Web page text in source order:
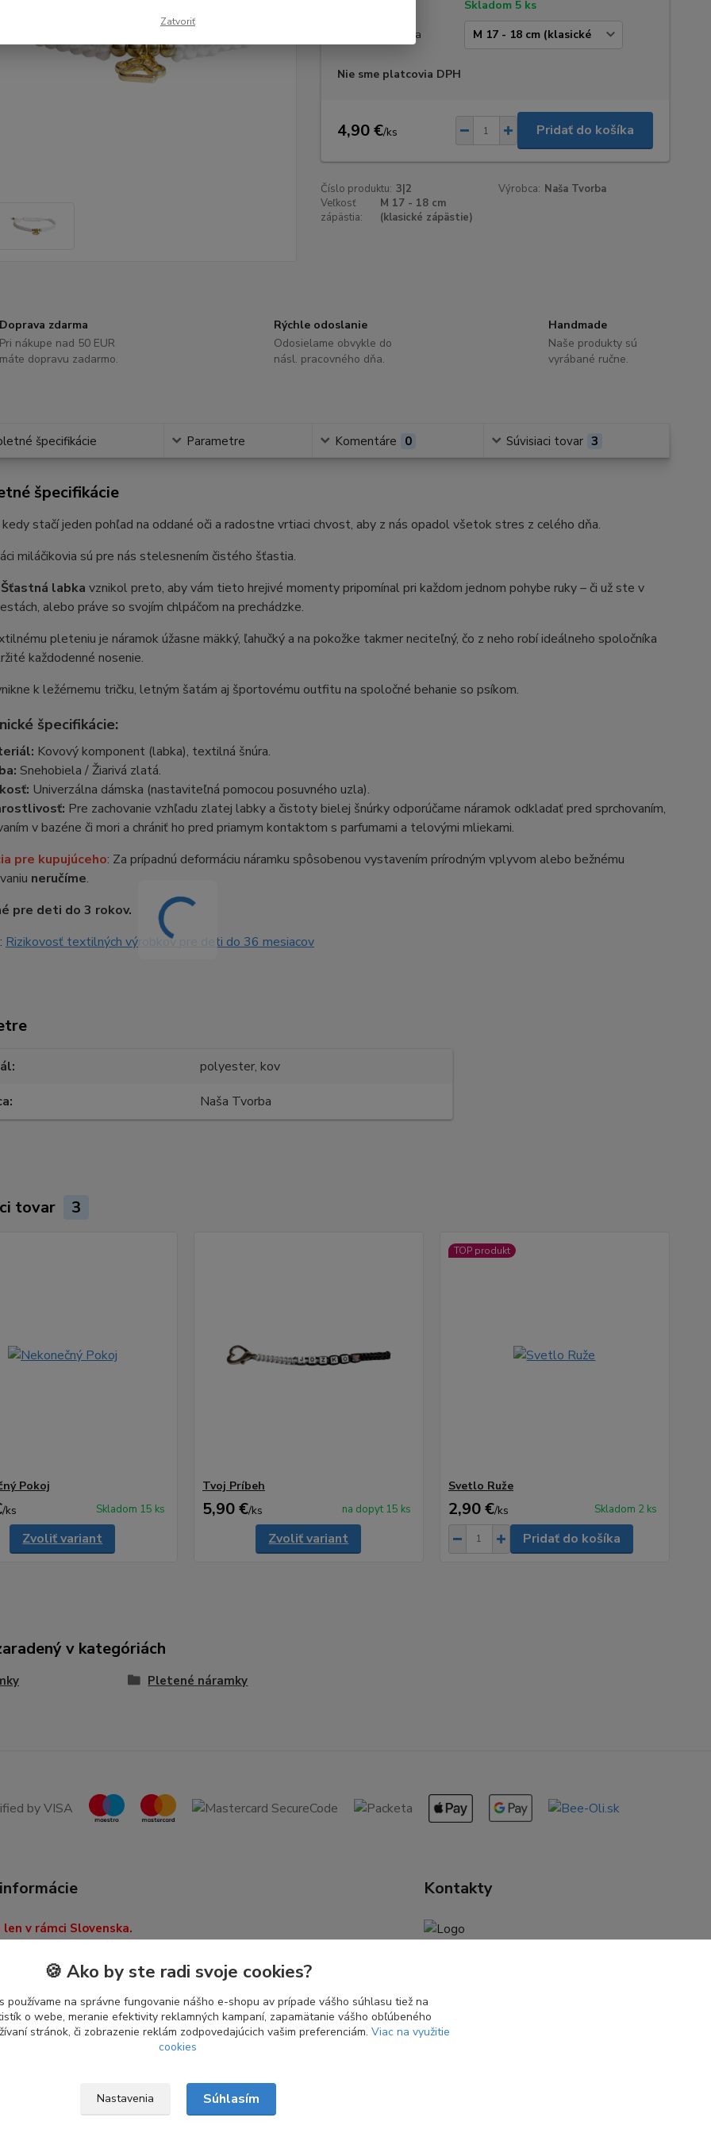
Skladom 5 ks
Veľkosť zápästia
Nie sme platcovia DPH
4,90 €/ks Pridať do košíka
Číslo produktu: 3|2 Výrobca: Naša Tvorba
Veľkosť
zápästia:
M 17 - 18 cm
(klasické zápästie)
Doprava zdarma
Pri nákupe nad 50 EUR
máte dopravu zadarmo.
Rýchle odoslanie
Odosielame obvykle do
násl. pracovného dňa.
Handmade
Naše produkty sú
vyrábané ručne.
špecifikácie Parametre Komentáre 0 Súvisiaci tovar 3
špecifikácie
kedy stačí jeden pohľad na oddané oči a radostne vrtiaci chvost, aby z nás opadol všetok stres z celého dňa.
miláčikovia sú pre nás stelesnením čistého šťastia.
Šťastná labka vznikol preto, aby vám tieto hrejivé momenty pripomínal pri každom jednom pohybe ruky – či už ste v
alebo práve so svojím chlpáčom na prechádzke.
pleteniu je náramok úžasne mäkký, ľahučký a na pokožke takmer neciteľný, čo z neho robí ideálneho spoločníka
každodenné nosenie.
k ležérnemu tričku, letným šatám aj športovému outfitu na spoločné behanie so psíkom.
špecifikácie:
Kovový komponent (labka), textilná šnúra.
Snehobiela / Žiarivá zlatá.
Univerzálna dámska (nastaviteľná pomocou posuvného uzla).
Pre zachovanie vzhľadu zlatej labky a čistoty bielej šnúrky odporúčame náramok odkladať pred sprchovaním,
v bazéne či mori a chrániť ho pred priamym kontaktom s parfumami a telovými mliekami.
pre kupujúceho: Za prípadnú deformáciu náramku spôsobenou vystavením prírodným vplyvom alebo bežnému
neručíme.
pre deti do 3 rokov.
: Rizikovosť textilných výrobkov pre deti do 36 mesiacov
polyester, kov
Naša Tvorba
tovar 3
Pokoj
/ks Skladom 15 ks
Zvoliť variant
Tvoj Príbeh
5,90 €/ks na dopyt 15 ks
Zvoliť variant
TOP produkt
Svetlo Ruže
2,90 €/ks Skladom 2 ks
Pridať do košíka
v kategóriách
Pletené náramky
len v rámci Slovenska.
nás neváhajte
adrese
.
Kontakty
(Pon-Pia 08:00-16:00)
info@nasatvorba.sk
Zatvoriť
🍪 Ako by ste radi svoje cookies?
používame na správne fungovanie nášho e-shopu av prípade vášho súhlasu tiež na
o webe, meranie efektivity reklamných kampaní, zapamätanie vášho obľúbeného
stránok, či zobrazenie reklám zodpovedajúcich vašim preferenciám. Viac na využitie
cookies
Nastavenia Súhlasím